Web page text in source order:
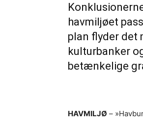
havmiljøet
plan flyder det
kulturbanker
betænkelige
HAVMILJØ –